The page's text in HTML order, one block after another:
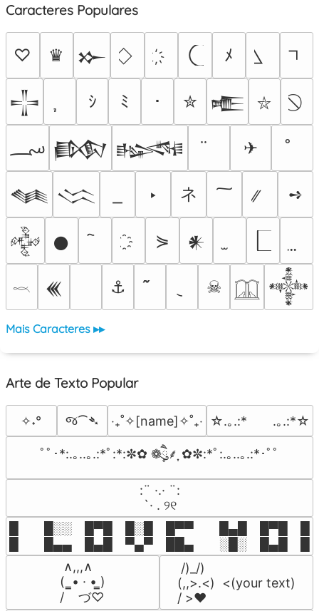
Caracteres Populares
♡ ♛ 𒁍 ﾒ
𒋲 ｼ ﾐ ･ ✮ 𒍫 ⛥
؄ 𒁃 𒈙 ✈
𒈝 𒈱 ‣ ネ ➺
𒅒 𒊹 ⋟ 𒀭
𓎖 𒌍 ⚓ ☠ 𓉳 𒀱
Mais Caracteres ▸▸
Arte de Texto Popular
✧˖° જ⁀➴ ‎‧₊˚✧[name]✧˚₊‧ ☆.｡.:*　　.｡.:*☆
ﾟﾟ･*:.｡..｡.:*ﾟ:*:✼✿ ❁ཻུ۪۪⸙͎ ✿✼:*ﾟ:.｡..｡.:*･ﾟﾟ
⠀:¨ ·.· ¨:⠀
⠀ `· . ୨୧⠀
█  █░░ █▀█ █░█ █▀▀  █▄█ █▀█
█  █▄▄ █▄█ ▀▄▀ ██▄  ░█░ █▄█
∧,,,∧
(  ̳• · • ̳)
/    づ♡
/)_/)
(,,>.<)  <(your text)
/ >❤️